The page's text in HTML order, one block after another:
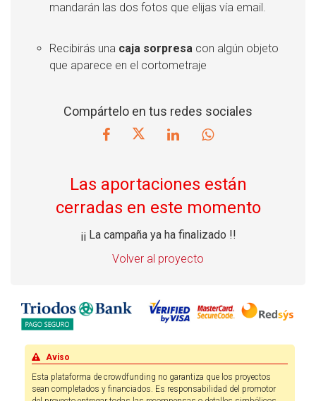
mandarán las dos fotos que elijas vía email.
Recibirás una caja sorpresa con algún objeto
que aparece en el cortometraje
Compártelo en tus redes sociales
Las aportaciones están
cerradas en este momento
¡¡ La campaña ya ha finalizado !!
Volver al proyecto
Aviso
Esta plataforma de crowdfunding no garantiza que los proyectos
sean completados y financiados. Es responsabilidad del promotor